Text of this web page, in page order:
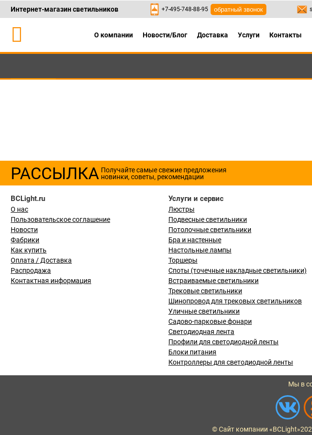
Интернет-магазин светильников +7-495-748-88-95 обратный звонок
О компании Новости/Блог Доставка Услуги Контакты
РАССЫЛКА Получайте самые свежие предложения
новинки, советы, рекомендации
BCLight.ru
О нас
Пользовательское соглашение
Новости
Фабрики
Как купить
Оплата / Доставка
Распродажа
Контактная информация
Услуги и сервис
Люстры
Подвесные светильники
Потолочные светильники
Бра и настенные
Настольные лампы
Торшеры
Споты (точечные накладные светильники)
Встраиваемые светильники
Трековые светильники
Шинопровод для трековых светильников
Уличные светильники
Садово-парковые фонари
Светодиодная лента
Профили для светодиодной ленты
Блоки питания
Контроллеры для светодиодной ленты
Мы в
© Сайт компании «BCLight»